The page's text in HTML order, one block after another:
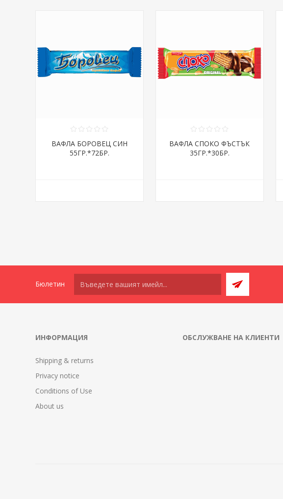
ВАФЛА БОРОВЕЦ СИН
55ГР.*72БР.
ВАФЛА СПОКО ФЪСТЪК
35ГР.*30БР.
Бюлетин
ИНФОРМАЦИЯ
Shipping & returns
Privacy notice
Conditions of Use
About us
ОБСЛУЖВАНЕ НА КЛИЕНТИ